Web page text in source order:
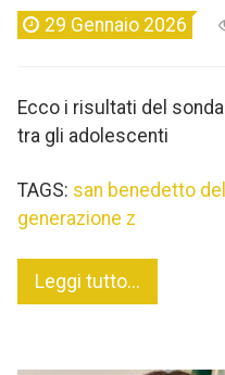
29 Gennaio 2026
Ecco i risultati del
tra gli adolescenti
TAGS: san benedetto
generazione z
Leggi tutto...